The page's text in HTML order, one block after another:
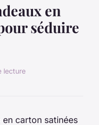
en
séduire
lecture
carton satinées